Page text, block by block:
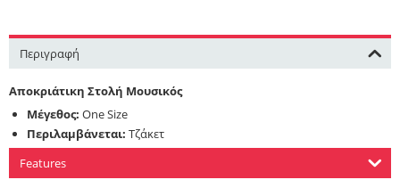
Περιγραφή
Αποκριάτικη Στολή Μουσικός
Μέγεθος: One Size
Περιλαμβάνεται: Τζάκετ
Features